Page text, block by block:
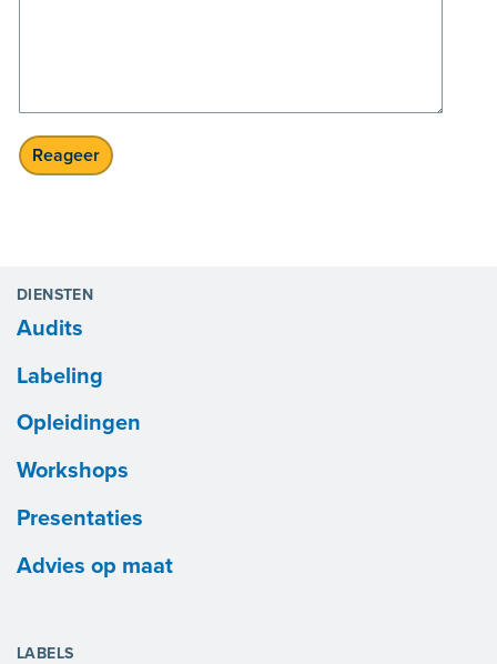
DIENSTEN
Audits
Labeling
Opleidingen
Workshops
Presentaties
Advies op maat
LABELS